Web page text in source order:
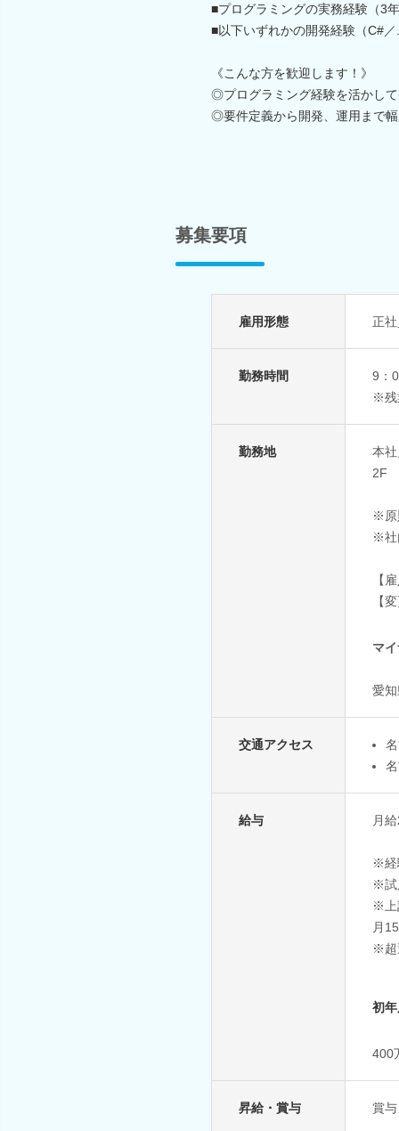
■プログラミングの実務経験（3
■以下いずれかの開発経験（C#
《こんな方を歓迎します！》
◎プログラミング経験を活かし
◎要件定義から開発、運用まで
募集要項
雇用形態 正
勤務時間
9：
※残
勤務地
本
2F
※原
※社
【
【
マ
愛
交通アクセス
給与 月
※経
※試
※上
月
※超
初
400
昇給・賞与 賞